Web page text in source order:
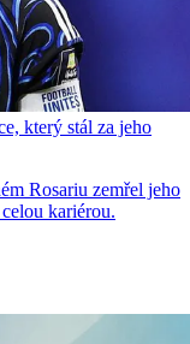
který stál za jeho
Rosariu zemřel jeho
kariérou.